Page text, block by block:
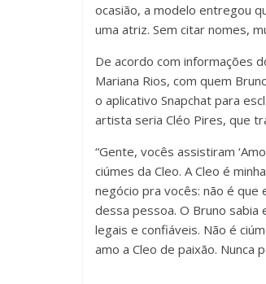
ocasião, a modelo entregou
uma atriz. Sem citar nomes,
De acordo com informações
Mariana Rios, com quem
o aplicativo Snapchat para
artista seria Cléo Pires, que
“Gente, vocês assistiram
ciúmes da Cleo. A Cleo é
negócio pra vocês: não é
dessa pessoa. O Bruno
legais e confiáveis. Não é
amo a Cleo de paixão. Nunca